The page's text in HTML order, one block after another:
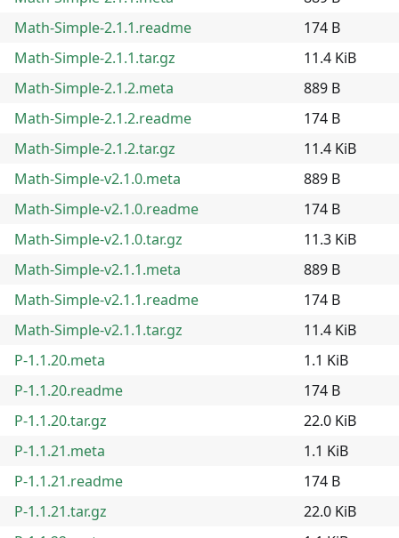
Math-Simple-2.1.1.readme
174 B
Math-Simple-2.1.1.tar.gz
11.4 KiB
Math-Simple-2.1.2.meta
889 B
Math-Simple-2.1.2.readme
174 B
Math-Simple-2.1.2.tar.gz
11.4 KiB
Math-Simple-v2.1.0.meta
889 B
Math-Simple-v2.1.0.readme
174 B
Math-Simple-v2.1.0.tar.gz
11.3 KiB
Math-Simple-v2.1.1.meta
889 B
Math-Simple-v2.1.1.readme
174 B
Math-Simple-v2.1.1.tar.gz
11.4 KiB
P-1.1.20.meta
1.1 KiB
P-1.1.20.readme
174 B
P-1.1.20.tar.gz
22.0 KiB
P-1.1.21.meta
1.1 KiB
P-1.1.21.readme
174 B
P-1.1.21.tar.gz
22.0 KiB